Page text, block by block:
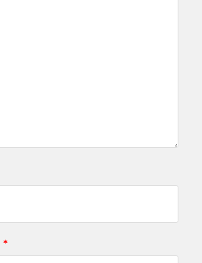
*